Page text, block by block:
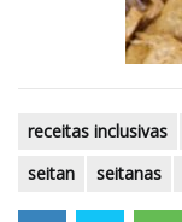
receitas inclusivas
seitan
seitanas